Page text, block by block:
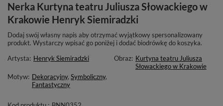
Nerka Kurtyna teatru Juliusza Słowackiego w
Krakowie Henryk Siemiradzki
Dodaj swój własny napis aby otrzymać wyjątkowy spersonalizowany
produkt. Wystarczy wpisać go poniżej i dodać biodrówkę do koszyka.
Artysta: Henryk Siemiradzki Obraz: Kurtyna teatru Juliusza
Słowackiego w Krakowie
Motyw: Dekoracyjny, Symboliczny,
Fantastyczny